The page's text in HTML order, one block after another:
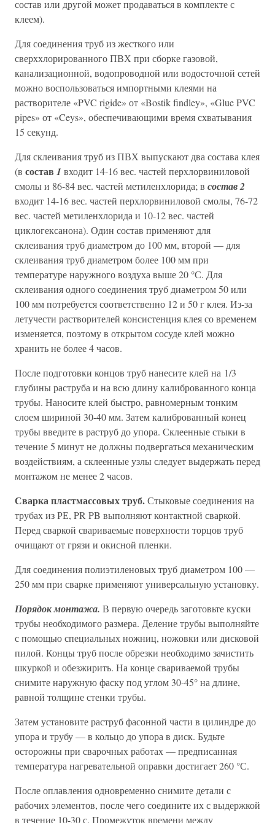
состав или другой может продаваться в комплекте с
клеем).
Для соединения труб из жесткого или
сверххлорированного ПВХ при сборке газовой,
канализационной, водопроводной или водосточной сетей
можно воспользоваться импортными клеями на
растворителе «PVC rigide» от «Bostik findley», «Glue PVC
pipes» от «Ceys», обеспечивающими время схватывания
15 секунд.
Для склеивания труб из ПВХ выпускают два состава клея
(в состав 1 входит 14-16 вес. частей перхлорвиниловой
смолы и 86-84 вес. частей метиленхлорида; в состав 2
входит 14-16 вес. частей перхлорвиниловой смолы, 76-72
вес. частей метиленхлорида и 10-12 вес. частей
циклогексанона). Один состав применяют для
склеивания труб диаметром до 100 мм, второй — для
склеивания труб диаметром более 100 мм при
температуре наружного воздуха выше 20 °С. Для
склеивания одного соединения труб диаметром 50 или
100 мм потребуется соответственно 12 и 50 г клея. Из-за
летучести растворителей консистенция клея со временем
изменяется, поэтому в открытом сосуде клей можно
хранить не более 4 часов.
После подготовки концов труб нанесите клей на 1/3
глубины раструба и на всю длину калиброванного конца
трубы. Наносите клей быстро, равномерным тонким
слоем шириной 30-40 мм. Затем калиброванный конец
трубы введите в раструб до упора. Склеенные стыки в
течение 5 минут не должны подвергаться механическим
воздействиям, а склеенные узлы следует выдержать перед
монтажом не менее 2 часов.
Сварка пластмассовых труб.Стыковые соединения на
трубах из РЕ, PR PB выполняют контактной сваркой.
Перед сваркой свариваемые поверхности торцов труб
очищают от грязи и окисной пленки.
Для соединения полиэтиленовых труб диаметром 100 —
250 мм при сварке применяют универсальную установку.
Порядок монтажа. В первую очередь заготовьте куски
трубы необходимого размера. Деление трубы выполняйте
с помощью специальных ножниц, ножовки или дисковой
пилой. Концы труб после обрезки необходимо зачистить
шкуркой и обезжирить. На конце свариваемой трубы
снимите наружную фаску под углом 30-45° на длине,
равной толщине стенки трубы.
Затем установите раструб фасонной части в цилиндре до
упора и трубу — в кольцо до упора в диск. Будьте
осторожны при сварочных работах — предписанная
температура нагревательной оправки достигает 260 °С.
После оплавления одновременно снимите детали с
рабочих элементов, после чего соедините их с выдержкой
в течение 10-30 с. Промежуток времени между